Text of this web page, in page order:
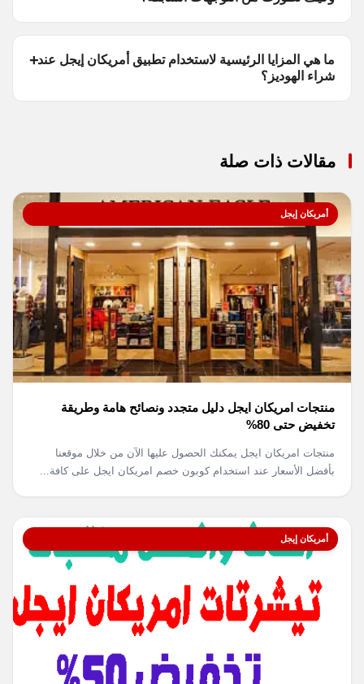
ما هي المزايا الرئيسية لاستخدام تطبيق أمريكان إيجل عند
شراء الهوديز؟
مقالات ذات صلة
أمريكان إيجل
منتجات امريكان ايجل دليل متجدد ونصائح هامة وطريقة
تخفيض حتى 80%
منتجات امريكان ايجل يمكنك الحصول عليها الآن من خلال موقعنا
بأفضل الأسعار عند استخدام كوبون خصم امريكان ايجل على كافة...
أمريكان إيجل